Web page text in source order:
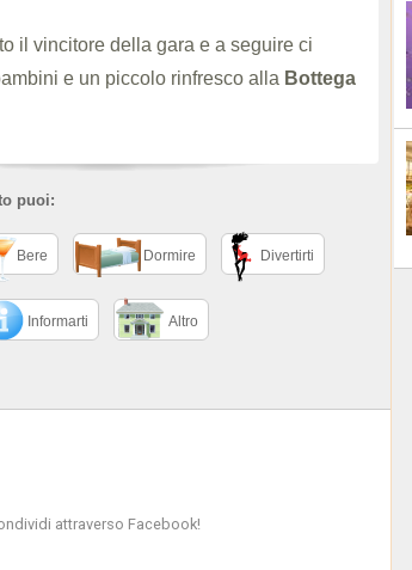
il vincitore della gara e a seguire ci
e un piccolo rinfresco alla Bottega
puoi:
Bere Dormire Divertirti
Informarti Altro
attraverso Facebook!